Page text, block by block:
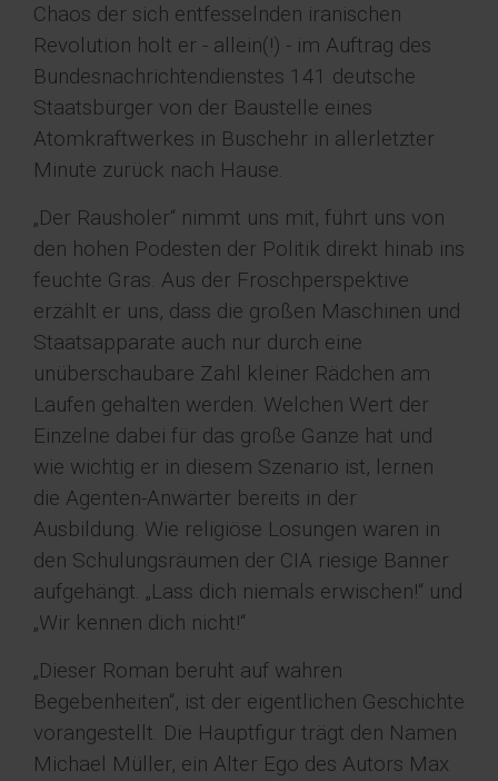
Chaos der sich entfesselnden iranischen
Revolution holt er - allein(!) - im Auftrag des
Bundesnachrichtendienstes 141 deutsche
Staatsbürger von der Baustelle eines
Atomkraftwerkes in Buschehr in allerletzter
Minute zurück nach Hause.
„Der Rausholer“ nimmt uns mit, führt uns von
den hohen Podesten der Politik direkt hinab ins
feuchte Gras. Aus der Froschperspektive
erzählt er uns, dass die großen Maschinen und
Staatsapparate auch nur durch eine
unüberschaubare Zahl kleiner Rädchen am
Laufen gehalten werden. Welchen Wert der
Einzelne dabei für das große Ganze hat und
wie wichtig er in diesem Szenario ist, lernen
die Agenten-Anwärter bereits in der
Ausbildung. Wie religiöse Losungen waren in
den Schulungsräumen der CIA riesige Banner
aufgehängt. „Lass dich niemals erwischen!“ und
„Wir kennen dich nicht!“
„Dieser Roman beruht auf wahren
Begebenheiten“, ist der eigentlichen Geschichte
vorangestellt. Die Hauptfigur trägt den Namen
Michael Müller, ein Alter Ego des Autors Max